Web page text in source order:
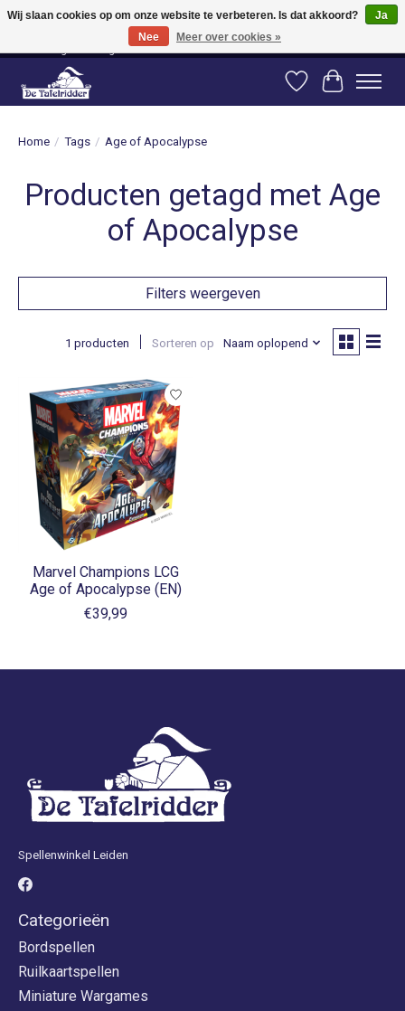
Vanaf 80 euro gratis verzending binnen Nederland! Vanaf 100 euro gratis
verzending naar België en Duitsland!
Verlanglijst
Home / Tags / Age of Apocalypse
Producten getagd met Age
of Apocalypse
Filters weergeven
1 producten Sorteren op Naam oplopend
Marvel Champions LCG
Age of Apocalypse (EN)
€39,99
Spellenwinkel Leiden
Categorieën
Bordspellen
Ruilkaartspellen
Miniature Wargames
Wij slaan cookies op om onze website te verbeteren. Is dat akkoord?
Ja
Nee
Meer over cookies »